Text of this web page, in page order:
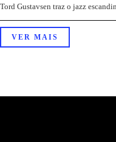
Tord Gustavsen traz o jazz
VER MAIS